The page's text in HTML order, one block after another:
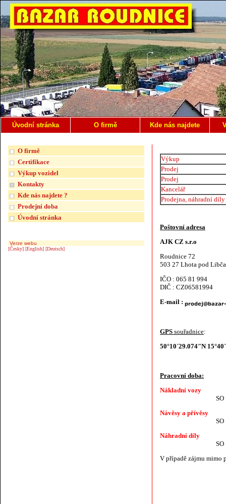
Úvodní stránka O firmě Kde nás najdete
O firmě
Certifikace
Výkup vozidel
Kontakty
Kde nás najdete ?
Prodejní doba
Úvodní stránka
Verze webu
[Česky] [English] [Deutsch]
Výkup
Prodej
Prodej
Kancelář
Prodejna, náhradní díly
Poštovní adresa
AJK CZ s.r.o
Roudnice 72
503 27 Lhota pod
IČO : 065 81 994
DIČ : CZ06581994
E-mail :
GPS souřadnice:
50°10´29.074"N
Pracovní doba:
Nákladní vozy
SO
Návěsy a přívěsy
SO
Náhradní díly
SO
V případě zájmu mimo